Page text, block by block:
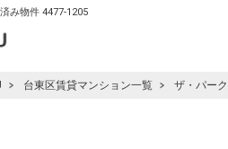
み物件 4477-1205
台東区賃貸マンション一覧 ザ・パー